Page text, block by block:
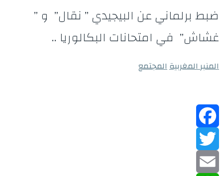
ضبط برلماني عن البيجيدي ” نقال” و ”
غشاش” في امتحانات البكالوريا ..
المنبر المغربيةالمجتمع
Facebook
Twitter